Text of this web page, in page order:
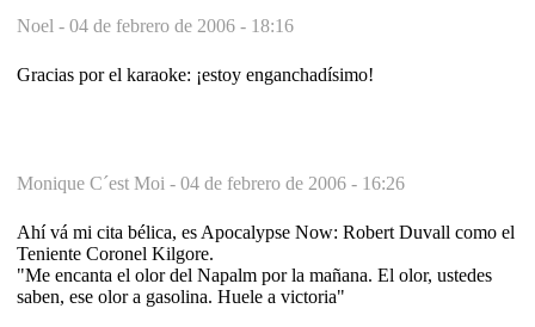
Noel - 04 de febrero de 2006 - 18:16
Gracias por el karaoke: ¡estoy enganchadísimo!
Monique C´est Moi - 04 de febrero de 2006 - 16:26
Ahí vá mi cita bélica, es Apocalypse Now: Robert Duvall como el
Teniente Coronel Kilgore.
"Me encanta el olor del Napalm por la mañana. El olor, ustedes
saben, ese olor a gasolina. Huele a victoria"